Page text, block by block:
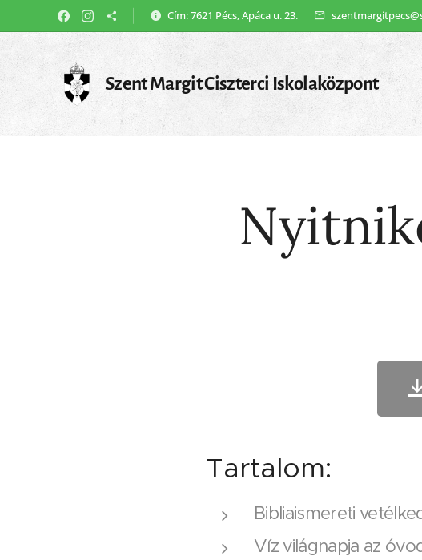
Cím: 7621 Pécs, Apáca u. 23.
Szent Margit Ciszterci Iskolaközpont
Tartalom:
Bibliaismereti
Víz világnapja az